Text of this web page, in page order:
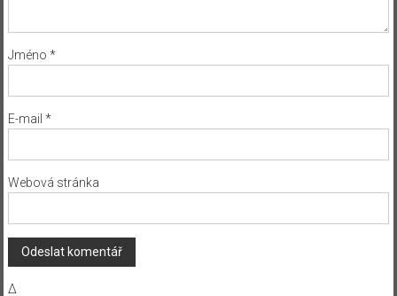
Jméno *
E-mail *
Webová stránka
Δ